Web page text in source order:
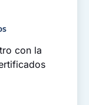
con la